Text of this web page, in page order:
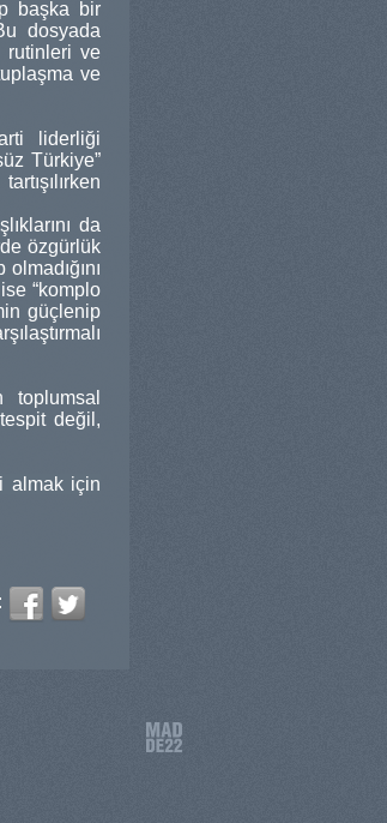
başka bir
dosyada
rutinleri ve
ve
liderliği
Türkiye”
da
özgürlük
“komplo
güçlenip
toplumsal
değil,
almak için